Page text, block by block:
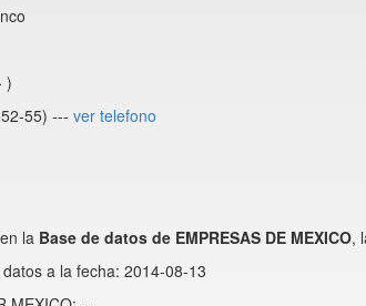
)
55) --- ver telefono
la Base de datos de EMPRESAS DE MEXICO,
a la fecha: 2014-08-13